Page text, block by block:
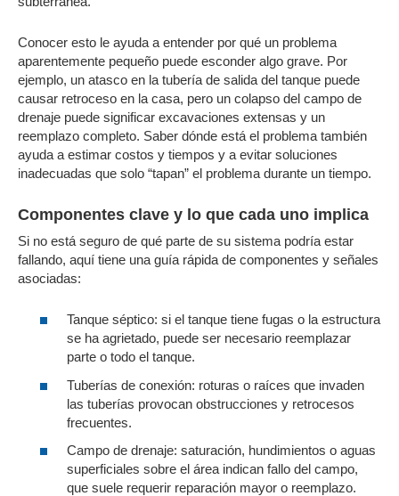
Conocer esto le ayuda a entender por qué un problema
aparentemente pequeño puede esconder algo grave. Por
ejemplo, un atasco en la tubería de salida del tanque puede
causar retroceso en la casa, pero un colapso del campo de
drenaje puede significar excavaciones extensas y un
reemplazo completo. Saber dónde está el problema también
ayuda a estimar costos y tiempos y a evitar soluciones
inadecuadas que solo “tapan” el problema durante un tiempo.
Componentes clave y lo que cada uno implica
Si no está seguro de qué parte de su sistema podría estar
fallando, aquí tiene una guía rápida de componentes y señales
asociadas:
Tanque séptico: si el tanque tiene fugas o la estructura
se ha agrietado, puede ser necesario reemplazar
parte o todo el tanque.
Tuberías de conexión: roturas o raíces que invaden
las tuberías provocan obstrucciones y retrocesos
frecuentes.
Campo de drenaje: saturación, hundimientos o aguas
superficiales sobre el área indican fallo del campo,
que suele requerir reparación mayor o reemplazo.